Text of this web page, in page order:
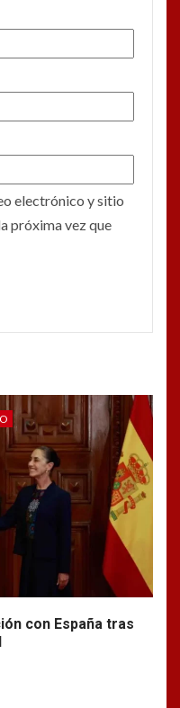
electrónico y sitio
próxima vez que
con España tras